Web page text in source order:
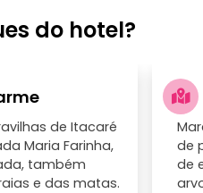
do hotel?
de Itacaré
Maria Farinha,
também
e das matas.
de
de